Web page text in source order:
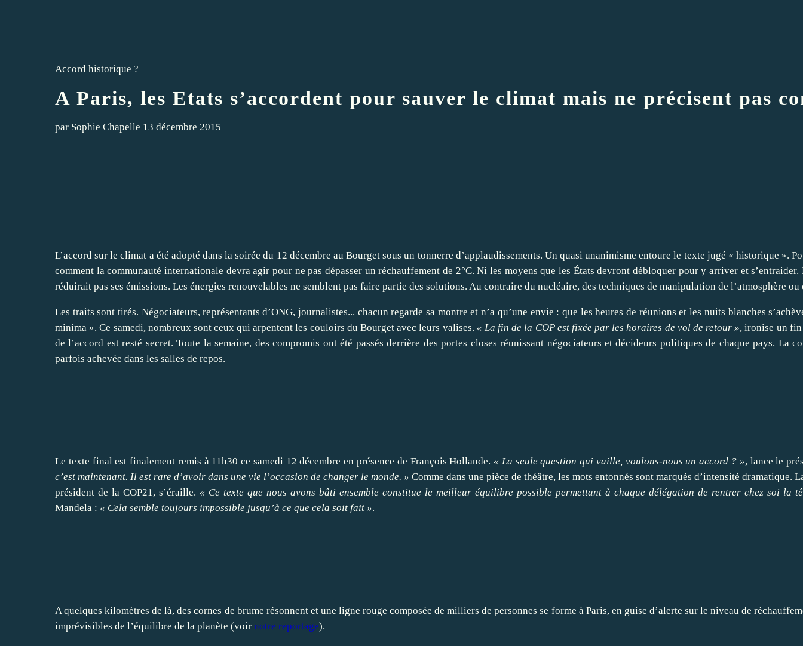
Accord historique ?
A Paris, les Etats s’accordent pour sauver le climat mais ne précisent pas
par Sophie Chapelle 13 décembre 2015
L’accord sur le climat a été adopté dans la soirée du 12 décembre au Bourget sous un tonnerre d’applaudissements. Un quasi unanimisme entoure le texte jugé « historique ».
comment la communauté internationale devra agir pour ne pas dépasser un réchauffement de 2°C. Ni les moyens que les États devront débloquer pour y arriver et
réduirait pas ses émissions. Les énergies renouvelables ne semblent pas faire partie des solutions. Au contraire du nucléaire, des techniques de manipulation de l’atmosphère ou
Les traits sont tirés. Négociateurs, représentants d’ONG, journalistes... chacun regarde sa montre et n’a qu’une envie : que les heures de réunions et les nuits blanches
minima ». Ce samedi, nombreux sont ceux qui arpentent les couloirs du Bourget avec leurs valises. « La fin de la COP est fixée par les horaires de vol de retour », ironise un fin
de l’accord est resté secret. Toute la semaine, des compromis ont été passés derrière des portes closes réunissant négociateurs et décideurs politiques de chaque pays. La
parfois achevée dans les salles de repos.
Le texte final est finalement remis à 11h30 ce samedi 12 décembre en présence de François Hollande. « La seule question qui vaille, voulons-nous un accord ? », lance le
c’est maintenant. Il est rare d’avoir dans une vie l’occasion de changer le monde. » Comme dans une pièce de théâtre, les mots entonnés sont marqués d’intensité
président de la COP21, s’éraille. « Ce texte que nous avons bâti ensemble constitue le meilleur équilibre possible permettant à chaque délégation de rentrer chez soi la
Mandela : « Cela semble toujours impossible jusqu’à ce que cela soit fait ».
A quelques kilomètres de là, des cornes de brume résonnent et une ligne rouge composée de milliers de personnes se forme à Paris, en guise d’alerte sur le niveau de
imprévisibles de l’équilibre de la planète (voir notre reportage).